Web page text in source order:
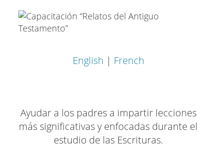
English | French
Ayudar a los padres a impartir lecciones
más significativas y enfocadas durante el
estudio de las Escrituras.